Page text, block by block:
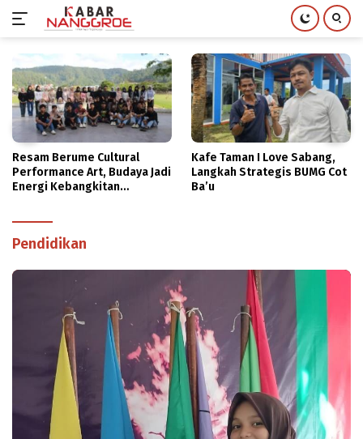
konten
Resam Berume Cultural
Performance Art, Budaya Jadi
Energi Kebangkitan
Kafe Taman I Love Sabang,
Langkah Strategis BUMG Cot
Ba’u
Pendidikan